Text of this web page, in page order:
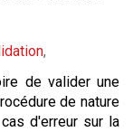
,
de valider une
de nature
d'erreur sur la